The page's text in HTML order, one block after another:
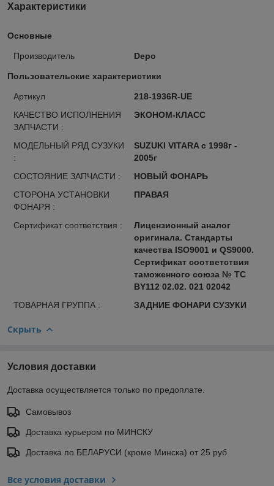
Характеристики
Основные
Производитель Depo
Пользовательские характеристики
Артикул
218-1936R-UE
КАЧЕСТВО ИСПОЛНЕНИЯ
ЗАПЧАСТИ :
ЭКОНОМ-КЛАСС
МОДЕЛЬНЫЙ РЯД СУЗУКИ
:
SUZUKI VITARA с 1998г -
2005г
СОСТОЯНИЕ ЗАПЧАСТИ :
НОВЫЙ ФОНАРЬ
СТОРОНА УСТАНОВКИ
ФОНАРЯ :
ПРАВАЯ
Сертификат соответствия :
Лицензионный аналог
оригинала. Стандарты
качества ISO9001 и QS9000.
Сертификат соответствия
таможенного союза № ТС
BY112 02.02. 021 02042
ТОВАРНАЯ ГРУППА :
ЗАДНИЕ ФОНАРИ СУЗУКИ
Скрыть
Условия доставки
Доставка осуществляется только по предоплате.
Самовывоз
Доставка курьером по МИНСКУ
Доставка по БЕЛАРУСИ (кроме Минска) от 25 руб
Все условия доставки